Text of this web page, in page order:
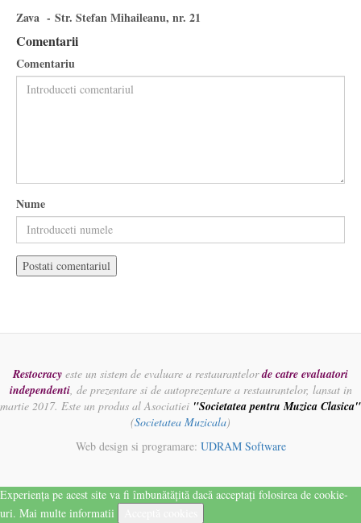
Zava - Str. Stefan Mihaileanu, nr. 21
Comentarii
Comentariu
Nume
Restocracy este un sistem de evaluare a restaurantelorde catre evaluatori
independenti, de prezentare si de autoprezentare a restaurantelor, lansat in
martie 2017. Este un produs al Asociatiei "Societatea pentru Muzica Clasica"
(Societatea Muzicala)
Web design si programare: UDRAM Software
Experiența pe acest site va fi îmbunătățită dacă acceptați folosirea de cookie-
uri. Mai multe informatii